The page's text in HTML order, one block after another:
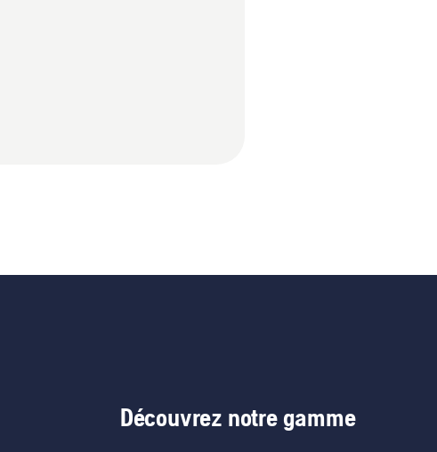
Découvrez notre gamme